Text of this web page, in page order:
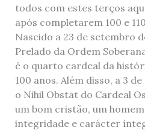
todos com estes terços
após completarem 100 e
Nascido a 23 de setembro
Prelado da Ordem
é o quarto cardeal da
100 anos. Além disso, a 3
o Nihil Obstat do Cardeal
um bom cristão, um
integridade e carácter